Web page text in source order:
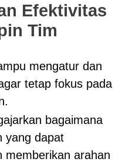
Efektivitas
Tim
mengatur dan
tetap fokus pada
bagaimana
yang dapat
memberikan arahan